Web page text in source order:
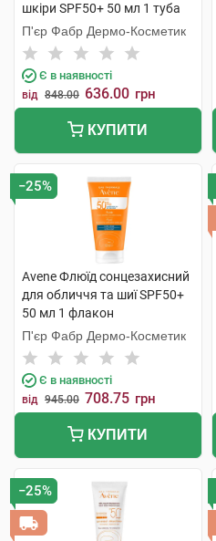
шкіри SPF50+ 50 мл 1 туба
П'єр Фабр Дермо-Косметик
Є в наявності
від 848.00 636.00 грн
КУПИТИ
−25%
Avene Флюїд сонцезахисний
для обличчя та шиї SPF50+
50 мл 1 флакон
П'єр Фабр Дермо-Косметик
Є в наявності
від 945.00 708.75 грн
КУПИТИ
−25%